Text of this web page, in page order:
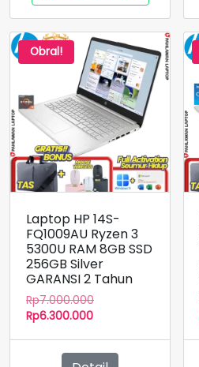
Obral!
Laptop HP 14S-
FQ1009AU Ryzen 3
5300U RAM 8GB SSD
256GB Silver
GARANSI 2 Tahun
Rp7.000.000Harga
Rp6.300.000Harga
adalah: